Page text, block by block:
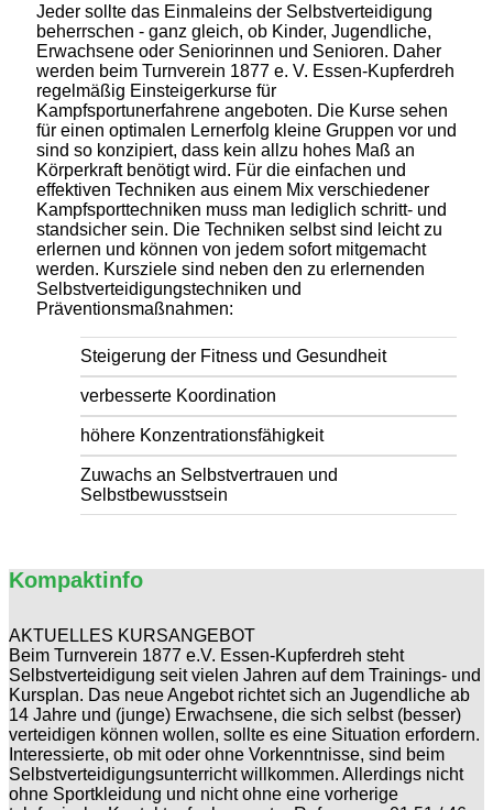
Jeder sollte das Einmaleins der Selbstverteidigung
beherrschen - ganz gleich, ob Kinder, Jugendliche,
Erwachsene oder Seniorinnen und Senioren. Daher
werden beim Turnverein 1877 e. V. Essen-Kupferdreh
regelmäßig Einsteigerkurse für
Kampfsportunerfahrene angeboten. Die Kurse sehen
für einen optimalen Lernerfolg kleine Gruppen vor und
sind so konzipiert, dass kein allzu hohes Maß an
Körperkraft benötigt wird. Für die einfachen und
effektiven Techniken aus einem Mix verschiedener
Kampfsporttechniken muss man lediglich schritt- und
standsicher sein. Die Techniken selbst sind leicht zu
erlernen und können von jedem sofort mitgemacht
werden. Kursziele sind neben den zu erlernenden
Selbstverteidigungstechniken und
Präventionsmaßnahmen:
Steigerung der Fitness und Gesundheit
verbesserte Koordination
höhere Konzentrationsfähigkeit
Zuwachs an Selbstvertrauen und
Selbstbewusstsein
Kompaktinfo
AKTUELLES KURSANGEBOT
Beim Turnverein 1877 e.V. Essen-Kupferdreh steht
Selbstverteidigung seit vielen Jahren auf dem Trainings- und
Kursplan. Das neue Angebot richtet sich an Jugendliche ab
14 Jahre und (junge) Erwachsene, die sich selbst (besser)
verteidigen können wollen, sollte es eine Situation erfordern.
Interessierte, ob mit oder ohne Vorkenntnisse, sind beim
Selbstverteidigungsunterricht willkommen. Allerdings nicht
ohne Sportkleidung und nicht ohne eine vorherige